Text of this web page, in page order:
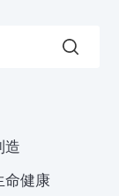
造
命健康